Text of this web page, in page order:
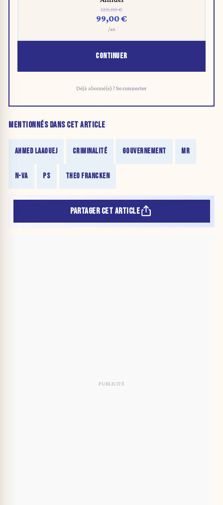
120,00 €
99,00 €
/an
CONTINUER
Déjà abonné(e) ?Se connecter
MENTIONNÉS DANS CET ARTICLE
AHMED LAAOUEJ CRIMINALITÉ GOUVERNEMENT MR
N-VA PS THEO FRANCKEN
PARTAGER CET ARTICLE